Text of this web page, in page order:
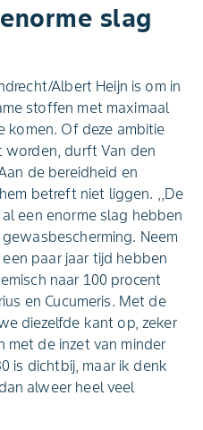
slag
Albert Heijn is om in
stoffen met maximaal
komen. Of deze ambitie
durft Van den
de bereidheid en
betreft niet liggen. ,,De
een enorme slag hebben
Neem
paar jaar tijd hebben
naar 100 procent
en Cucumeris. Met de
diezelfde kant op, zeker
met de inzet van minder
is dichtbij, maar ik denk
alweer heel veel